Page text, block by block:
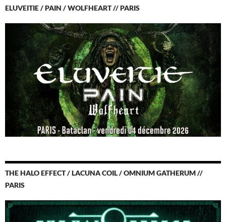
ELUVEITIE / PAIN / WOLFHEART // PARIS
THE HALO EFFECT / LACUNA COIL / OMNIUM GATHERUM //
PARIS